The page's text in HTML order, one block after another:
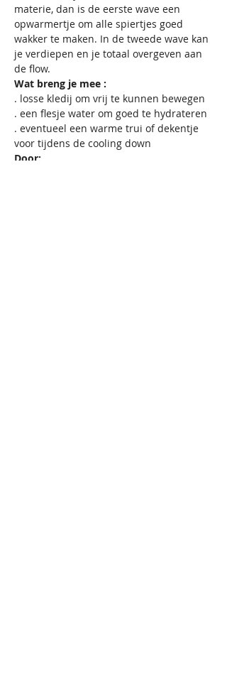
materie, dan is de eerste wave een
opwarmertje om alle spiertjes goed
wakker te maken. In de tweede wave kan
je verdiepen en je totaal overgeven aan
de flow.
Wat breng je mee :
. losse kledij om vrij te kunnen bewegen
. een flesje water om goed te hydrateren
. eventueel een warme trui of dekentje
voor tijdens de cooling down
Door: